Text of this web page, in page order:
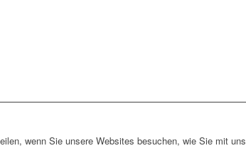
wenn Sie unsere Websites besuchen, wie Sie mit uns